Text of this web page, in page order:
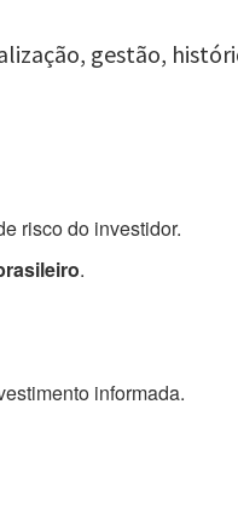
gestão,
risco do investidor.
.
informada.